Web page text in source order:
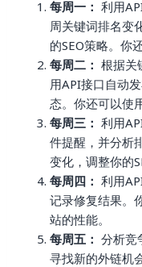
每周一： 利用
周关键词排名变
的SEO策略。你
每周二： 根据关
用API接口自动
态。你还可以使
每周三： 利用
件提醒，并分析
变化，调整你的
每周四： 利用
记录修复结果。
站的性能。
每周五： 分析竞
寻找新的外链机